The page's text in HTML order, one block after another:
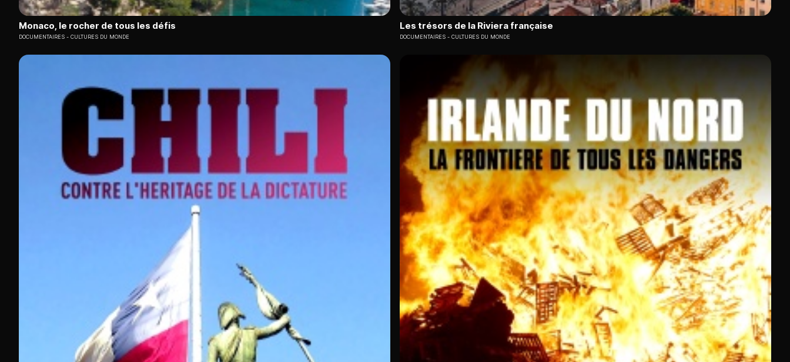
Monaco, le rocher de tous les défis
DOCUMENTAIRES CULTURES DU MONDE
Les trésors de la Riviera française
DOCUMENTAIRES CULTURES DU MONDE